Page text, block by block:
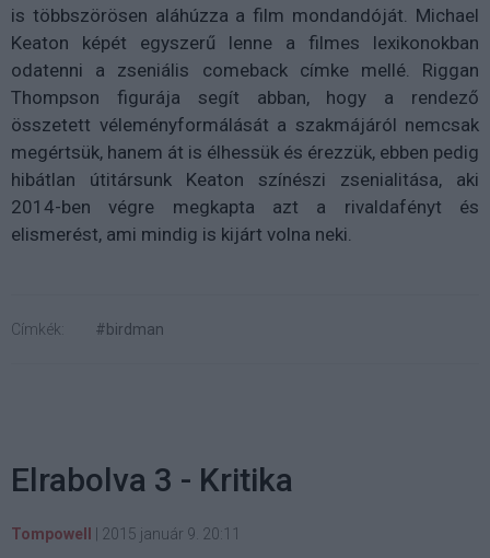
is többszörösen aláhúzza a film mondandóját. Michael
Keaton képét egyszerű lenne a filmes lexikonokban
odatenni a zseniális comeback címke mellé. Riggan
Thompson figurája segít abban, hogy a rendező
összetett véleményformálását a szakmájáról nemcsak
megértsük, hanem át is élhessük és érezzük, ebben pedig
hibátlan útitársunk Keaton színészi zsenialitása, aki
2014-ben végre megkapta azt a rivaldafényt és
elismerést, ami mindig is kijárt volna neki.
Címkék: #birdman
Elrabolva 3 - Kritika
Tompowell 2015 január 9. 20:11